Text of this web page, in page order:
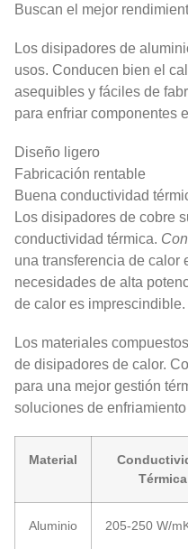
Buscan el mejor
Los disipadores de
usos. Conducen bien el
asequibles y fáciles de
para enfriar componentes
Diseño ligero
Fabricación rentable
Buena conductividad
Los disipadores de cobre
conductividad térmica.
una transferencia de calor
necesidades de alta
de calor es imprescindible.
Los materiales
de disipadores de calor.
para una mejor gestión
soluciones de
Material
Térmica
Aluminio 205-250 W/